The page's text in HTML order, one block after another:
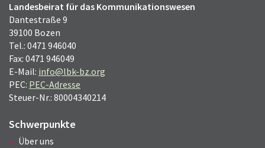
Landesbeirat für das Kommunikationswesen
Dantestraße 9
39100 Bozen
Tel.: 0471 946040
Fax: 0471 946049
E-Mail: info@lbk-bz.org
PEC: PEC-Adresse
Steuer-Nr.: 80004340214
Schwerpunkte
Über uns